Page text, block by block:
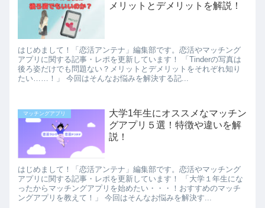
メリットとデメリットを解説！
はじめまして！「恋活アンテナ」編集部です。恋活やマッチング
アプリに関する記事・レポを更新しています！ 「Tinderの写真は
後ろ姿だけでも問題ない？メリットとデメリットをそれぞれ知り
たい……！」 今回はそんなお悩みを解決する記...
マッチングアプリ
大学1年生にオススメなマッチン
グアプリ５選！特徴や違いを解
説！
はじめまして！「恋活アンテナ」編集部です。恋活やマッチング
アプリに関する記事・レポを更新しています！ 「大学１年生にな
ったからマッチングアプリを始めたい・・・！おすすめのマッチ
ングアプリを教えて！」 今回はそんなお悩みを解決す...